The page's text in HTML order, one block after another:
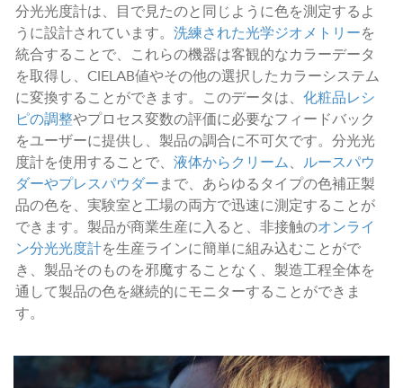
分光光度計は、目で見たのと同じように色を測定するよ
うに設計されています。 洗練された光学ジオメトリーを
統合することで、これらの機器は客観的なカラーデータ
を取得し、CIELAB値やその他の選択したカラーシステム
に変換することができます。このデータは、 化粧品レシ
ピの調整やプロセス変数の評価に必要なフィードバック
をユーザーに提供し、製品の調合に不可欠です。分光光
度計を使用することで、 液体からクリーム、 ルースパウ
ダーやプレスパウダーまで、あらゆるタイプの色補正製
品の色を、実験室と工場の両方で迅速に測定することが
できます。製品が商業生産に入ると、非接触のオンライ
ン分光光度計を生産ラインに簡単に組み込むことがで
き、製品そのものを邪魔することなく、製造工程全体を
通して製品の色を継続的にモニターすることができま
す。